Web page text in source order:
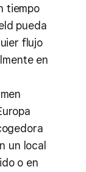
tiempo
pueda
flujo
en
un local
o en